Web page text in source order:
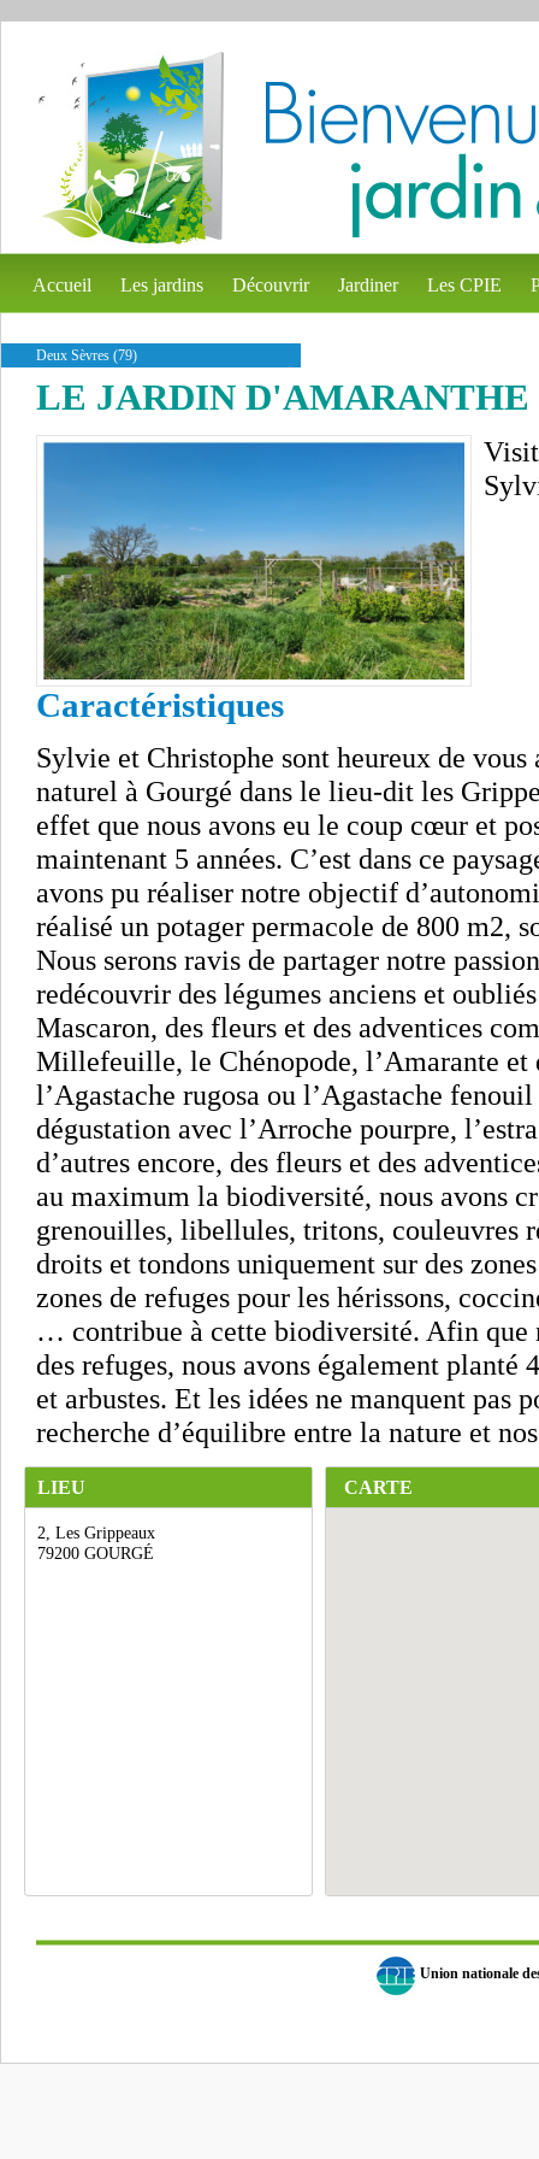
Accueil Les jardins Découvrir Jardiner Les CPIE
Deux Sèvres (79)
LE JARDIN D'AMARANTHE
Caractéristiques
Sylvie et Christophe sont heureux de
naturel à Gourgé dans le lieu-dit les
effet que nous avons eu le coup cœur et
maintenant 5 années. C’est dans ce
avons pu réaliser notre objectif
réalisé un potager permacole de 800 m2,
Nous serons ravis de partager notre
redécouvrir des légumes anciens et
Mascaron, des fleurs et des adventices
Millefeuille, le Chénopode, l’Amarante et
l’Agastache rugosa ou l’Agastache
dégustation avec l’Arroche pourpre,
d’autres encore, des fleurs et des
au maximum la biodiversité, nous avons
grenouilles, libellules, tritons, couleuvres
droits et tondons uniquement sur des
zones de refuges pour les hérissons,
… contribue à cette biodiversité. Afin que
des refuges, nous avons également planté
et arbustes. Et les idées ne manquent pas
recherche d’équilibre entre la nature et
LIEU
2, Les Grippeaux
79200 GOURGÉ
CARTE
Union nationale